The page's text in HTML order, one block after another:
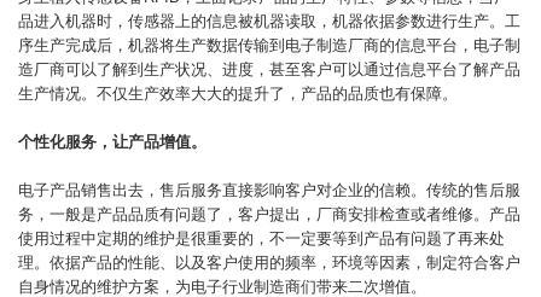
品进入机器时，传感器上的信息被机器读取，机器依据参数进行生产。工
序生产完成后，机器将生产数据传输到电子制造厂商的信息平台，电子制
造厂商可以了解到生产状况、进度，甚至客户可以通过信息平台了解产品
生产情况。不仅生产效率大大的提升了，产品的品质也有保障。
个性化服务，让产品增值。
电子产品销售出去，售后服务直接影响客户对企业的信赖。传统的售后服
务，一般是产品品质有问题了，客户提出，厂商安排检查或者维修。产品
使用过程中定期的维护是很重要的，不一定要等到产品有问题了再来处
理。依据产品的性能、以及客户使用的频率，环境等因素，制定符合客户
自身情况的维护方案，为电子行业制造商们带来二次增值。